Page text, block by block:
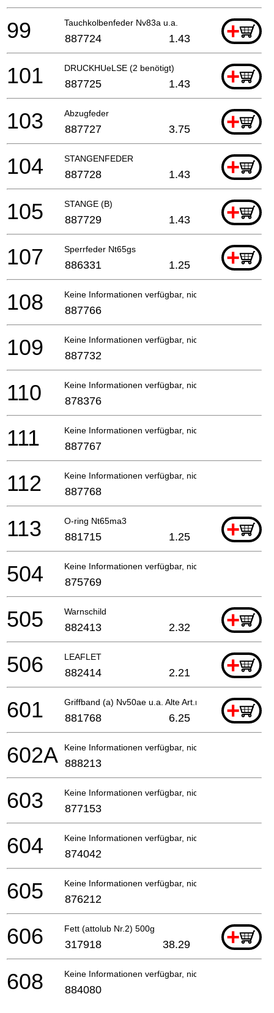
Tauchkolbenfeder Nv83a u.a. +
99 887724 1.43
DRUCKHUeLSE (2 benötigt) +
101 887725 1.43
Abzugfeder +
103 887727 3.75
STANGENFEDER +
104 887728 1.43
STANGE (B) +
105 887729 1.43
Sperrfeder Nt65gs +
107 886331 1.25
Keine Informationen verfügbar, nicht bestellbar
108 887766
Keine Informationen verfügbar, nicht bestellbar
109 887732
Keine Informationen verfügbar, nicht bestellbar
110 878376
Keine Informationen verfügbar, nicht bestellbar
111 887767
Keine Informationen verfügbar, nicht bestellbar
112 887768
O-ring Nt65ma3 +
113 881715 1.25
Keine Informationen verfügbar, nicht bestellbar
504 875769
Warnschild +
505 882413 2.32
LEAFLET +
506 882414 2.21
Griffband (a) Nv50ae u.a. Alte Art.nr.880349, Nr9
+
601 881768 6.25
Keine Informationen verfügbar, nicht bestellbar
602A 888213
Keine Informationen verfügbar, nicht bestellbar
603 877153
Keine Informationen verfügbar, nicht bestellbar
604 874042
Keine Informationen verfügbar, nicht bestellbar
605 876212
Fett (attolub Nr.2) 500g +
606 317918 38.29
Keine Informationen verfügbar, nicht bestellbar
608 884080